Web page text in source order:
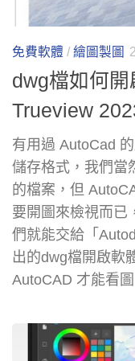
免費軟體 / 繪圖製圖
dwg檔如何
Trueview
有用過 AutoCad
儲存格式，我們當
的檔案，但
要開圖來檢視而已
們就能交給「
出的dwg檔開啟軟
AutoCAD 才能看圖